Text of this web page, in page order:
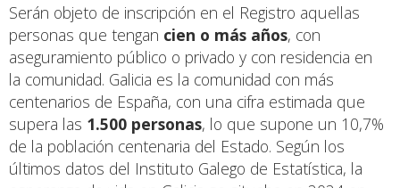
Serán objeto de inscripción en el Registro aquellas
personas que tengan cien o más años, con
aseguramiento público o privado y con residencia en
la comunidad. Galicia es la comunidad con más
centenarios de España, con una cifra estimada que
supera las 1.500 personas, lo que supone un 10,7%
de la población centenaria del Estado. Según los
últimos datos del Instituto Galego de Estatística, la